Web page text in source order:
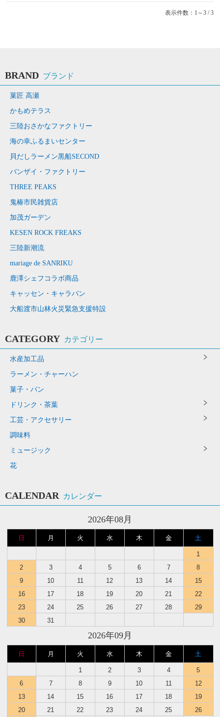
表示件数：1～3 / 3
BRAND ブランド
菓匠 高瀬
かもめテラス
三陸おさかなファクトリー
海の幸ふるまいセンター
貝だしラーメン黒船SECOND
バンザイ・ファクトリー
THREE PEAKS
鬼椿市民雑貨店
加茂ガーデン
KESEN ROCK FREAKS
三陸新潮流
mariage de SANRIKU
鹿澤シェフコラボ商品
キャッセン・キャラバン
大船渡市山林火災緊急支援特設
CATEGORY カテゴリー
水産加工品
ラーメン・チャーハン
菓子・パン
ドリンク・茶葉
工芸・アクセサリー
調味料
ミュージック
花
CALENDAR カレンダー
2026年08月
日 月 火 水 木 金 土
1
2
3 4 5 6 7
8
9
10 11 12 13 14
15
16
17 18 19 20 21
22
23
24 25 26 27 28
29
30
31
2026年09月
日 月 火 水 木 金 土
1 2 3 4
5
6
7 8 9 10 11
12
13
14 15 16 17 18
19
20
21 22 23 24 25 26